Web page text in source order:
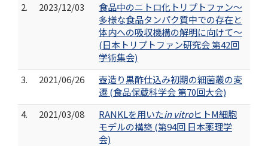
2.
2023/12/03
食品中のニトロ化トリプトファン～
多様な食品タンパク質中での存在と
体内への吸収機構の解明に向けて～
(日本トリプトファン研究会 第42回
学術集会)
3.
2021/06/26
壺造り黒酢仕込み初期の細菌叢の変
遷 (食品保蔵科学会 第70回大会)
4.
2021/03/08 RANKLを用いたin vitroヒトM細胞
モデルの構築 (第94回 日本薬理学
会)